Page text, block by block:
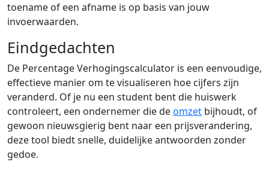
toename of een afname is op basis van jouw
invoerwaarden.
Eindgedachten
De Percentage Verhogingscalculator is een eenvoudige,
effectieve manier om te visualiseren hoe cijfers zijn
veranderd. Of je nu een student bent die huiswerk
controleert, een ondernemer die deomzet bijhoudt, of
gewoon nieuwsgierig bent naar een prijsverandering,
deze tool biedt snelle, duidelijke antwoorden zonder
gedoe.